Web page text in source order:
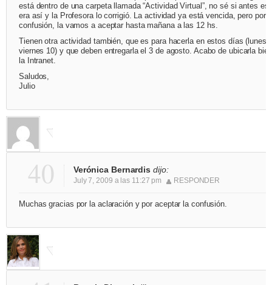
está dentro de una carpeta llamada “Actividad Virtual”, no sé si antes
era así y la Profesora lo corrigió. La actividad ya está vencida, pero por
confusión, la vamos a aceptar hasta mañana a las 12 hs.
Tienen otra actividad también, que es para hacerla en estos días (lunes
viernes 10) y que deben entregarla el 3 de agosto. Acabo de ubicarla
la Intranet.
Saludos,
Julio
40 Verónica Bernardis dijo:
July 7, 2009 a las 11:27 pm RESPONDER
Muchas gracias por la aclaración y por aceptar la confusión.